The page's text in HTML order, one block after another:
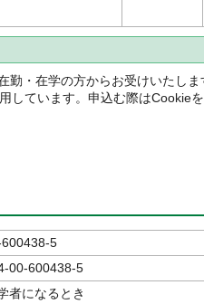
勤・在学の方からお受けいたしま
しています。申込む際はCookie
5
00-600438-5
者になるとき